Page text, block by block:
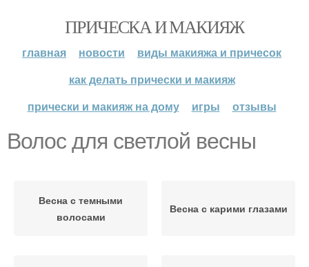
ПРИЧЕСКА И МАКИЯЖ
главная новости
виды макияжа и причесок
как делать прически и макияж
прически и макияж на дому
игры отзывы
Волос для светлой весны
Весна с темными
волосами
Весна с карими глазами